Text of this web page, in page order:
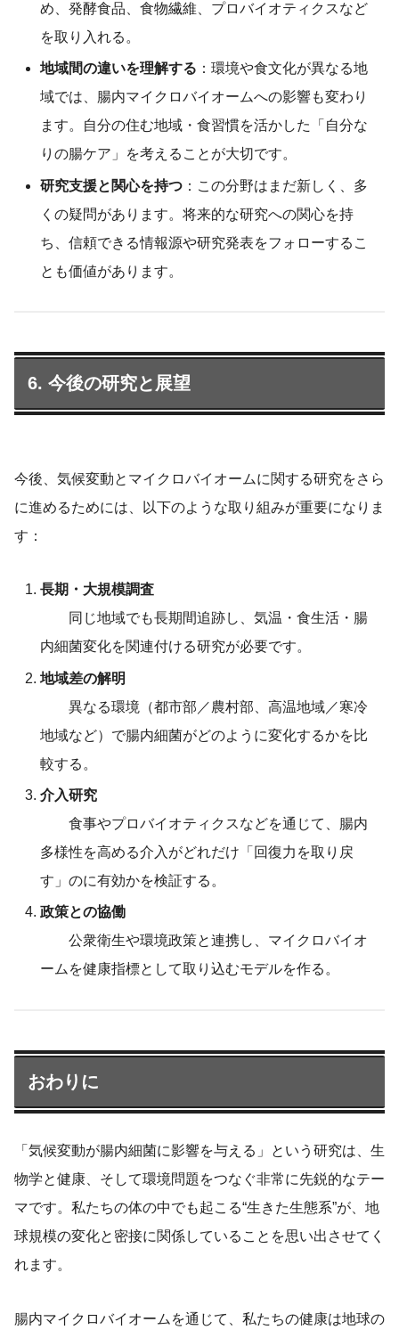
め、発酵食品、食物繊維、プロバイオティクスなど
を取り入れる。
地域間の違いを理解する ：環境や食文化が異なる地
域では、腸内マイクロバイオームへの影響も変わり
ます。自分の住む地域・食習慣を活かした「自分な
りの腸ケア」を考えることが大切です。
研究支援と関心を持つ ：この分野はまだ新しく、多
くの疑問があります。将来的な研究への関心を持
ち、信頼できる情報源や研究発表をフォローするこ
とも価値があります。
6. 今後の研究と展望
今後、気候変動とマイクロバイオームに関する研究をさら
に進めるためには、以下のような取り組みが重要になりま
す：
長期・大規模調査
同じ地域でも長期間追跡し、気温・食生活・腸
内細菌変化を関連付ける研究が必要です。
地域差の解明
異なる環境（都市部／農村部、高温地域／寒冷
地域など）で腸内細菌がどのように変化するかを比
較する。
介入研究
食事やプロバイオティクスなどを通じて、腸内
多様性を高める介入がどれだけ「回復力を取り戻
す」のに有効かを検証する。
政策との協働
公衆衛生や環境政策と連携し、マイクロバイオ
ームを健康指標として取り込むモデルを作る。
おわりに
「気候変動が腸内細菌に影響を与える」という研究は、生
物学と健康、そして環境問題をつなぐ非常に先鋭的なテー
マです。私たちの体の中でも起こる“生きた生態系”が、地
球規模の変化と密接に関係していることを思い出させてく
れます。
腸内マイクロバイオームを通じて、私たちの健康は地球の